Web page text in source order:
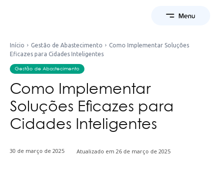
Início Gestão de Abastecimento
Como Implementar Soluções
Eficazes para Cidades Inteligentes
Gestão de Abastecimento
Como Implementar
Soluções Eficazes para
Cidades Inteligentes
30 de março de 2025 Atualizado em 26 de março de 2025